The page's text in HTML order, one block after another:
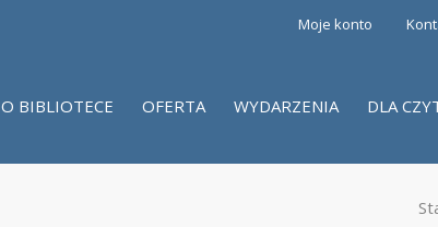
Moje konto
O BIBLIOTECE OFERTA WYDARZENIA DLA